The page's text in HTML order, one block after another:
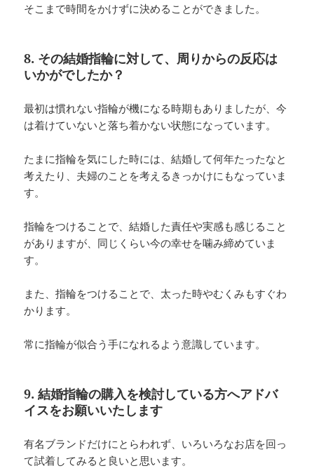
そこまで時間をかけずに決めることができました。
8. その結婚指輪に対して、周りからの反応は
いかがでしたか？
最初は慣れない指輪が機になる時期もありましたが、今
は着けていないと落ち着かない状態になっています。
たまに指輪を気にした時には、結婚して何年たったなと
考えたり、夫婦のことを考えるきっかけにもなっていま
す。
指輪をつけることで、結婚した責任や実感も感じること
がありますが、同じくらい今の幸せを噛み締めていま
す。
また、指輪をつけることで、太った時やむくみもすぐわ
かります。
常に指輪が似合う手になれるよう意識しています。
9. 結婚指輪の購入を検討している方へアドバ
イスをお願いいたします
有名ブランドだけにとらわれず、いろいろなお店を回っ
て試着してみると良いと思います。